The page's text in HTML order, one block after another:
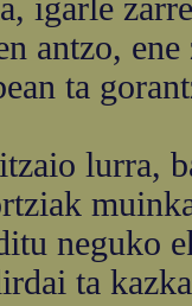
igarle
antzo,
ta
lurra,
neguko
ta